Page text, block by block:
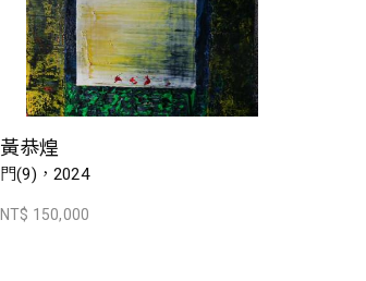
黃恭煌
門(9)，2024
NT$ 150,000